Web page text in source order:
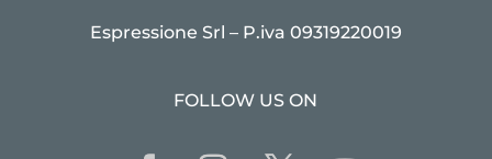
Espressione Srl – P.iva 09319220019
FOLLOW US ON